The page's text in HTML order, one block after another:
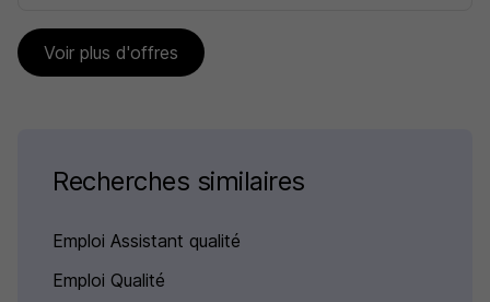
Voir plus d'offres
Recherches similaires
Emploi Assistant qualité
Emploi Qualité